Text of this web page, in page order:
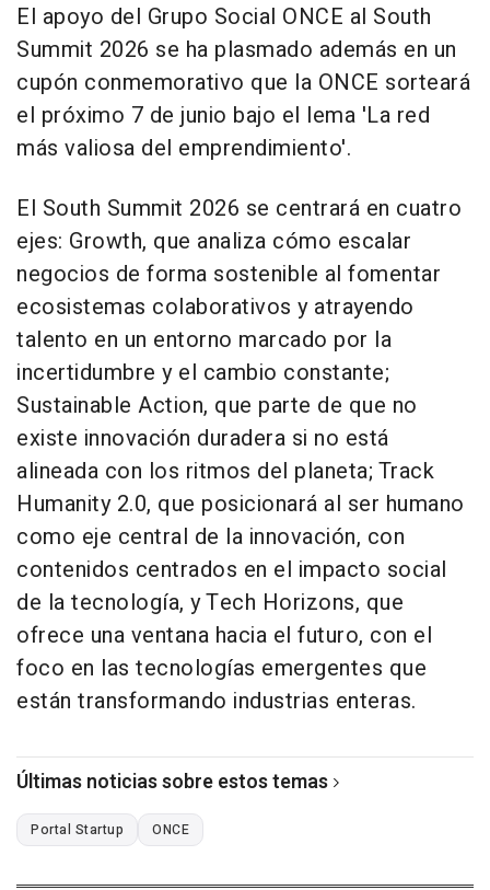
El apoyo del Grupo Social ONCE al South
Summit 2026 se ha plasmado además en un
cupón conmemorativo que la ONCE sorteará
el próximo 7 de junio bajo el lema 'La red
más valiosa del emprendimiento'.
El South Summit 2026 se centrará en cuatro
ejes: Growth, que analiza cómo escalar
negocios de forma sostenible al fomentar
ecosistemas colaborativos y atrayendo
talento en un entorno marcado por la
incertidumbre y el cambio constante;
Sustainable Action, que parte de que no
existe innovación duradera si no está
alineada con los ritmos del planeta; Track
Humanity 2.0, que posicionará al ser humano
como eje central de la innovación, con
contenidos centrados en el impacto social
de la tecnología, y Tech Horizons, que
ofrece una ventana hacia el futuro, con el
foco en las tecnologías emergentes que
están transformando industrias enteras.
Últimas noticias sobre estos temas
Portal Startup ONCE